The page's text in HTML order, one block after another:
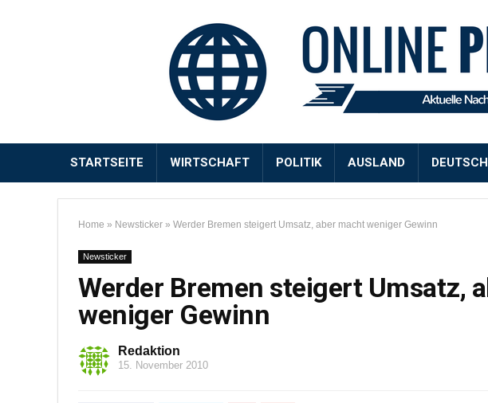
STARTSEITE WIRTSCHAFT POLITIK AUSLAND
Home » Newsticker » Werder Bremen steigert Umsatz, aber macht weniger Gewinn
Newsticker
Werder Bremen steigert Umsatz,
weniger Gewinn
Redaktion
15. November 2010